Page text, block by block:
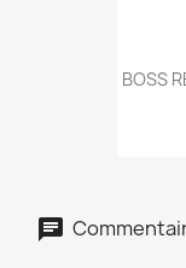
BOSS